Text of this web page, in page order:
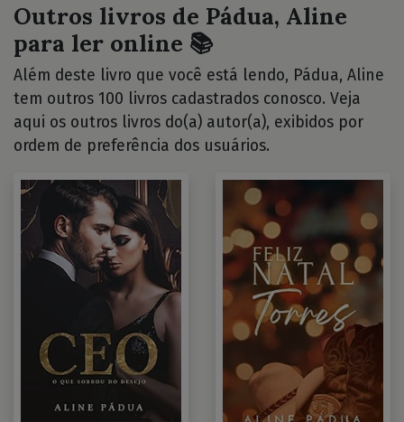
Outros livros de Pádua, Aline
para ler online 📚
Além deste livro que você está lendo, Pádua, Aline
tem outros 100 livros cadastrados conosco. Veja
aqui os outros livros do(a) autor(a), exibidos por
ordem de preferência dos usuários.